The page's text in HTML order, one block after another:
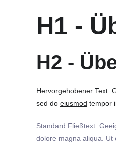
H1 -
H2 -
Hervorgehobener Text:
sed do eiusmod tempor
Standard Fließtext:
dolore magna aliqua. Ut